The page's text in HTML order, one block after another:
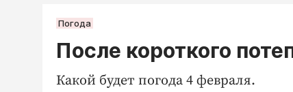
Погода
После короткого
Какой будет погода 4 февраля.